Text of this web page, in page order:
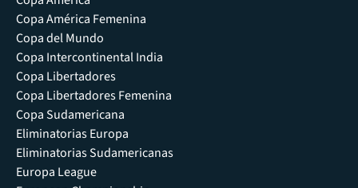
Copa América Femenina
Copa del Mundo
Copa Intercontinental India
Copa Libertadores
Copa Libertadores Femenina
Copa Sudamericana
Eliminatorias Europa
Eliminatorias Sudamericanas
Europa League